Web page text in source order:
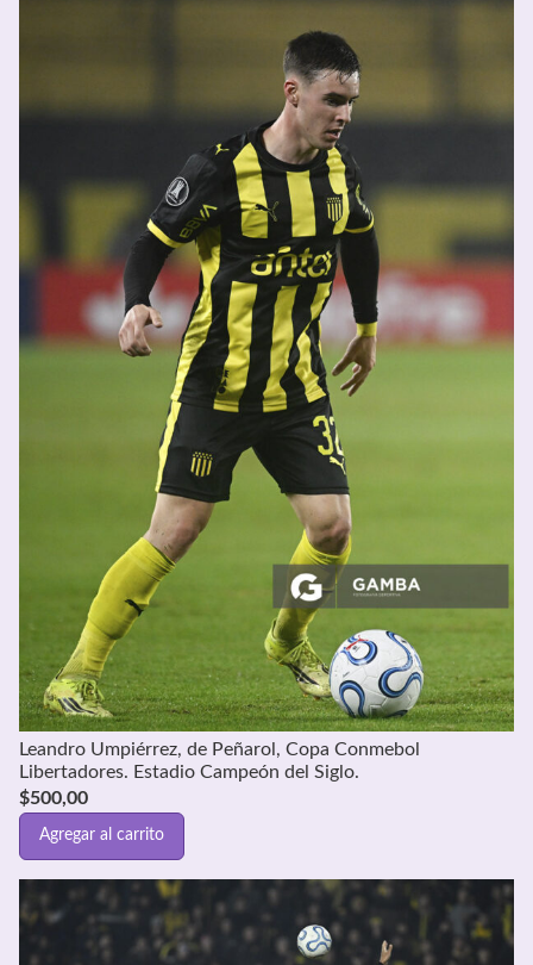
Leandro Umpiérrez, de Peñarol, Copa Conmebol
Libertadores. Estadio Campeón del Siglo.
$500,00
Agregar al carrito